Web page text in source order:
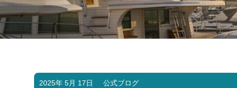
2025年 5月 17日 公式ブログ